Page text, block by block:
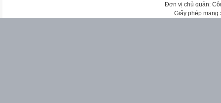
Đơn vị chủ quản:
Giấy phép mạng